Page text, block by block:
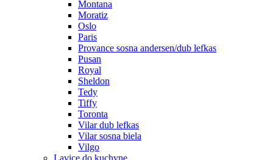
Montana
Moratiz
Oslo
Paris
Provance sosna andersen/dub lefkas
Pusan
Royal
Sheldon
Tedy
Tiffy
Toronta
Vilar dub lefkas
Vilar sosna biela
Vilgo
Lavice do kuchyne